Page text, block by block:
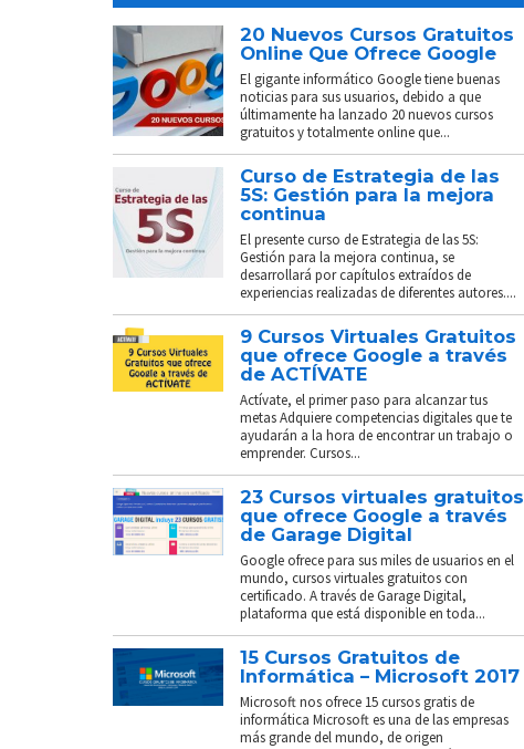
20 Nuevos Cursos Gratuitos
Online Que Ofrece Google
El gigante informático Google tiene buenas
noticias para sus usuarios, debido a que
últimamente ha lanzado 20 nuevos cursos
gratuitos y totalmente online que...
Curso de Estrategia de las
5S: Gestión para la mejora
continua
El presente curso de Estrategia de las 5S:
Gestión para la mejora continua, se
desarrollará por capítulos extraídos de
experiencias realizadas de diferentes autores....
9 Cursos Virtuales Gratuitos
que ofrece Google a través
de ACTÍVATE
Actívate, el primer paso para alcanzar tus
metas Adquiere competencias digitales que te
ayudarán a la hora de encontrar un trabajo o
emprender. Cursos...
23 Cursos virtuales gratuitos
que ofrece Google a través
de Garage Digital
Google ofrece para sus miles de usuarios en el
mundo, cursos virtuales gratuitos con
certificado. A través de Garage Digital,
plataforma que está disponible en toda...
15 Cursos Gratuitos de
Informática – Microsoft 2017
Microsoft nos ofrece 15 cursos gratis de
informática Microsoft es una de las empresas
más grande del mundo, de origen